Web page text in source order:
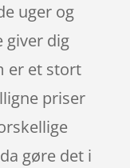
uger og
giver dig
er et stort
priser
gøre det i